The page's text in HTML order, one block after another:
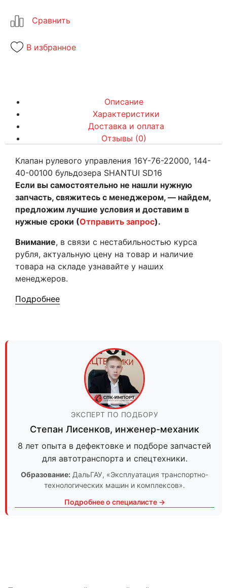
В избранное
Описание
Характеристики
Доставка и оплата
Отзывы (0)
Клапан рулевого управления 16Y-76-22000, 144-
40-00100 бульдозера SHANTUI SD16
Если вы самостоятельно не нашли нужную
запчасть, свяжитесь с менеджером, — найдем,
предложим лучшие условия и доставим в
нужные сроки (Отправить запрос).
Внимание, в связи с нестабильностью курса
рубля, актуальную цену на товар и наличие
товара на складе узнавайте у наших
менеджеров.
Подробнее
ЭКСПЕРТ ПО ПОДБОРУ
Степан Лисенков, инженер-механик
8 лет опыта в дефектовке и подборе запчастей
для автотранспорта и спецтехники.
Образование: ДальГАУ, «Эксплуатация транспортно-
технологических машин и комплексов».
Подробнее о специалисте →